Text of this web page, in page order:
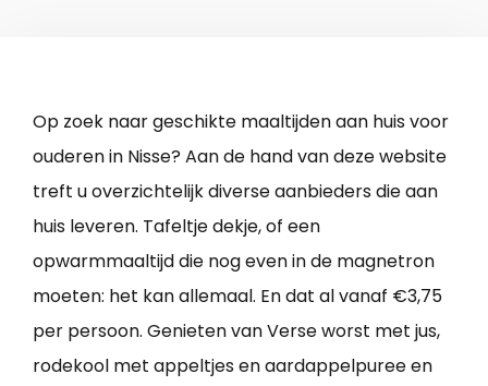
Op zoek naar geschikte maaltijden aan huis voor
ouderen in Nisse? Aan de hand van deze website
treft u overzichtelijk diverse aanbieders die aan
huis leveren. Tafeltje dekje, of een
opwarmmaaltijd die nog even in de magnetron
moeten: het kan allemaal. En dat al vanaf €3,75
per persoon. Genieten van Verse worst met jus,
rodekool met appeltjes en aardappelpuree en